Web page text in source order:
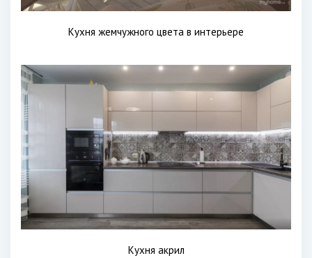
Кухня жемчужного цвета в интерьере
Кухня акрил